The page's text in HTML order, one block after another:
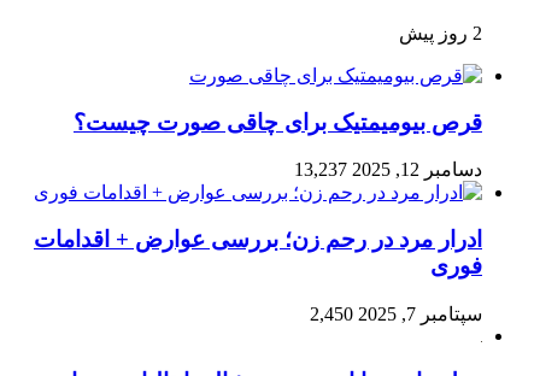
قرص بیومیمتیک برای چاقی صورت چیست؟
دسامبر 12, 2025 13,237
ادرار مرد در رحم زن؛ بررسی عوارض + اقدامات
فوری
سپتامبر 7, 2025 2,450